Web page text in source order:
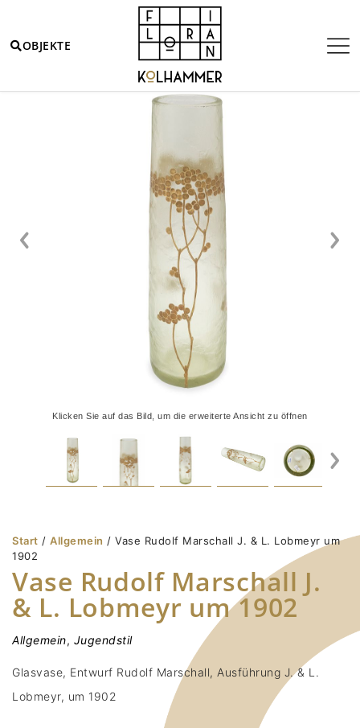
OBJEKTE
Klicken Sie auf das Bild, um die erweiterte Ansicht zu öffnen
Start / Allgemein / Vase Rudolf Marschall J. & L. Lobmeyr um
1902
Vase Rudolf Marschall J.
& L. Lobmeyr um 1902
Allgemein, Jugendstil
Glasvase, Entwurf Rudolf Marschall, Ausführung J. & L.
Lobmeyr, um 1902